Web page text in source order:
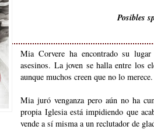
Posibles
Mia Corvere ha encontrado su
asesinos. La joven se halla entre los
aunque muchos creen que no lo merece.
Mia juró venganza pero aún no ha
propia Iglesia está impidiendo que
vende a sí misma a un reclutador de